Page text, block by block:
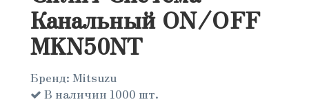
Канальный ON/OFF
MKN50NT
Бренд: Mitsuzu
В наличии 1000 шт.